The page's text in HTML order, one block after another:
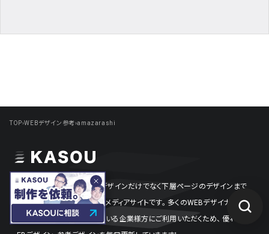
TOP›WEBデザイン参考›amazarashi
KASOUはトップのWEBデザインだけでなく下層ページのデザインまで
参考、共有することができるメディアサイトです。 多くのWEBデザイナー様、
開発者様、デザインに悩んでいる企業様方にご利用いただくため、 優れたW